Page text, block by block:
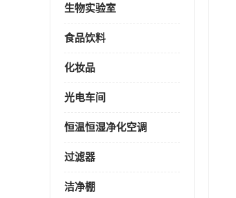
生物实验室
食品饮料
化妆品
光电车间
恒温恒湿净化空调
过滤器
洁净棚